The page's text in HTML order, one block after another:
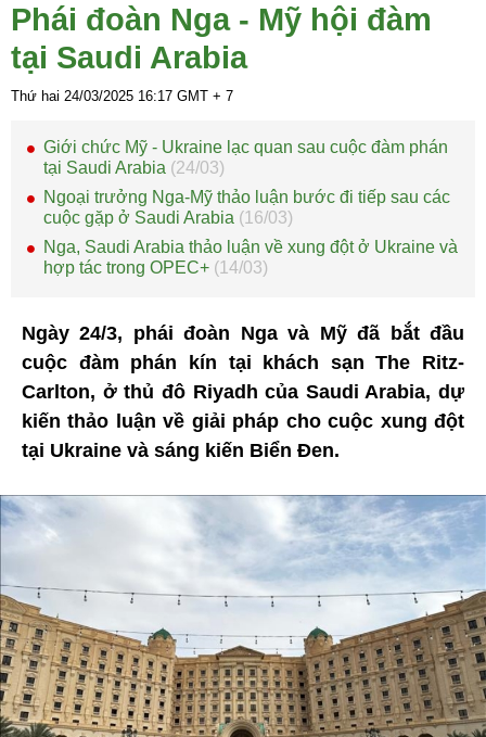
Phái đoàn Nga - Mỹ hội đàm
tại Saudi Arabia
Thứ hai 24/03/2025 16:17 GMT + 7
Giới chức Mỹ - Ukraine lạc quan sau cuộc đàm phán
tại Saudi Arabia (24/03)
Ngoại trưởng Nga-Mỹ thảo luận bước đi tiếp sau các
cuộc gặp ở Saudi Arabia (16/03)
Nga, Saudi Arabia thảo luận về xung đột ở Ukraine và
hợp tác trong OPEC+ (14/03)
Ngày 24/3, phái đoàn Nga và Mỹ đã bắt đầu
cuộc đàm phán kín tại khách sạn The Ritz-
Carlton, ở thủ đô Riyadh của Saudi Arabia, dự
kiến thảo luận về giải pháp cho cuộc xung đột
tại Ukraine và sáng kiến Biển Đen.